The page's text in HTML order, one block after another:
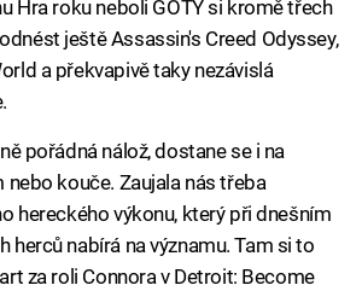
Hra roku neboli GOTY si kromě třech
ještě Assassin's Creed Odyssey,
a překvapivě taky nezávislá
pořádná nálož, dostane se i na
kouče. Zaujala nás třeba
hereckého výkonu, který při dnešním
herců nabírá na významu. Tam si to
za roli Connora v Detroit: Become